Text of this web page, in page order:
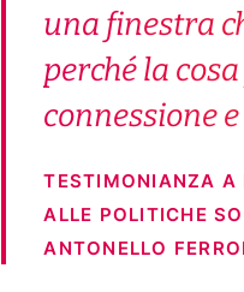
una finestra
perché la
connessione
TESTIMONIANZA A
ALLE POLITICHE
ANTONELLO